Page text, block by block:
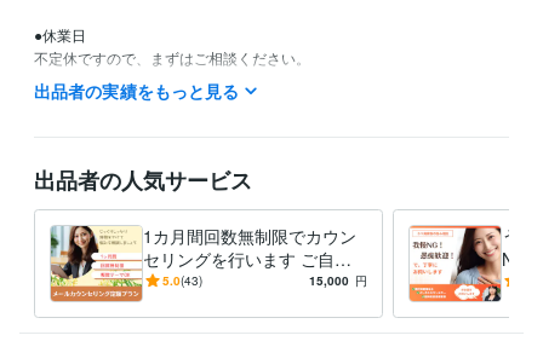
●休業日
不定休ですので、まずはご相談ください。
精神保健福祉士 取得年 : 2017年
得意分野
悩み相談・カウンセリング メールカウンセリング
精神障害者家族の
ご相談
カウンセリング
悩み相談・カウンセリング
家族支援
出品者の実績をもっと見る
出品者の人気サービス
1カ月間回数無制限でカウン
セリングを行います ご自身
のお悩み・家族のうつ病・自
5.0(43) 15,000 円
うつ
NG
保健